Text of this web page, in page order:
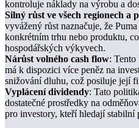
kontroluje náklady na výrobu a
Silný růst ve všech regionech a
vyvážený růst naznačuje, že
konkrétním trhu nebo produktu,
hospodářských výkyvech.
Nárůst volného cash flow: Tento
má k dispozici více peněz na
snižování dluhu, což posiluje její
Vyplácení dividendy: Tato
dostatečné prostředky na
pro investory, kteří hledají stabilní